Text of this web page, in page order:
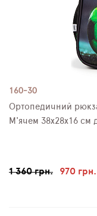
160-30
Ортопедичний
М'ячем 38х28х16 см
1 360 грн. 970 грн.